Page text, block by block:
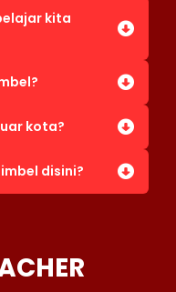
kita
kota?
disini?